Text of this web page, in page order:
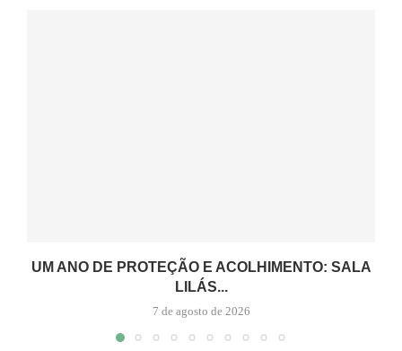
UM ANO DE PROTEÇÃO E ACOLHIMENTO: SALA
LILÁS...
7 de agosto de 2026